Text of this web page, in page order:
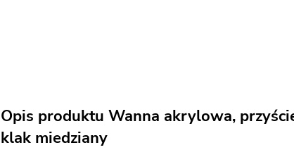
Opis produktu Wanna akrylowa,
klak miedziany